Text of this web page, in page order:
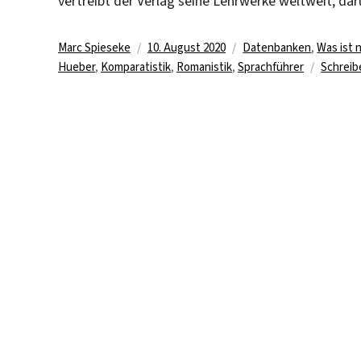
Autor
Marc Spieseke
Veröffentlicht
am
10. August 2020 Kategorien
Datenbanken,Was ist
Hueber, Komparatistik, Romanistik, Sprachführer